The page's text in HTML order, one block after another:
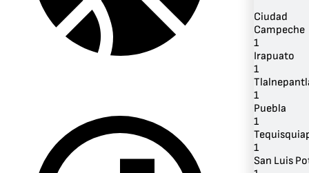
Ciudad
Campeche
1
Irapuato
1
1
Puebla
1
1
San Luis